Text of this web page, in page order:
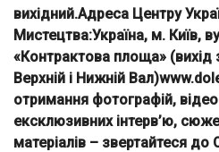
вихідний.Адреса Центру
Мистецтва:Україна, м. Київ,
«Контрактова площа» (вихід
Верхній і Нижній
отримання фотографій, відео-
ексклюзивних інтерв’ю,
матеріалів – звертайтеся